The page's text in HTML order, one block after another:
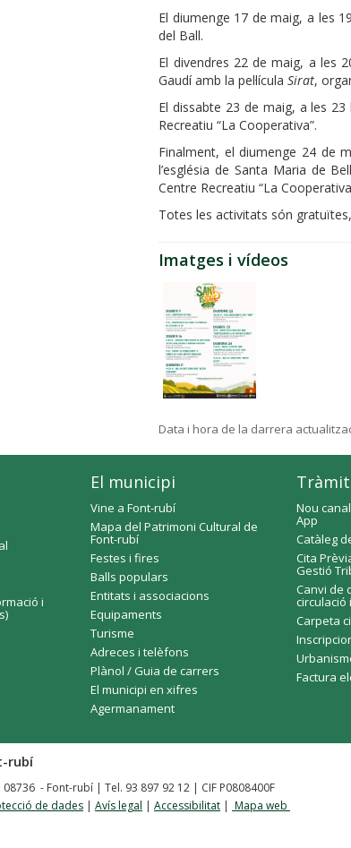
El diumenge 17 de maig, a les
del Ball.
El divendres 22 de maig, a les
Gaudí amb la pel·lículaSirat,
El dissabte 23 de maig, a les 23
Recreatiu “La Cooperativa”.
Finalment, el diumenge 24 de
l’església de Santa Maria de
Centre Recreatiu “La
Totes les activitats són
Imatges i vídeos
Data i hora de la darrera
i
El municipi
Vine a Font-rubí
Mapa del Patrimoni Cultural de
Font-rubí
Festes i fires
Balls populars
Entitats i associacions
Equipaments
Turisme
Adreces i telèfons
Plànol / Guia de carrers
El municipi en xifres
Agermanament
Nou
App
Catàleg
Cita
Gestió
Canvi de
circulació
Carpeta
Factura
rubí
- Font-rubí | Tel. 93 897 92 12 | CIF P0808400F
de dades | Avís legal | Accessibilitat | Mapa web